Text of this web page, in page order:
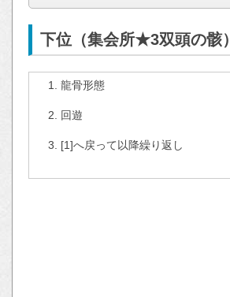
下位（集会所★3双頭の骸）
龍骨形態
回遊
[1]へ戻って以降繰り返し